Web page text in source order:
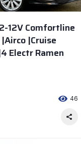
12V Comfortline
|Cruise
Electr Ramen
46